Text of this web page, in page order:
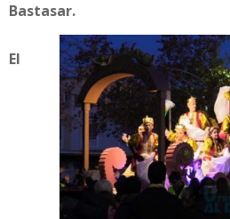
Bastasar.
El